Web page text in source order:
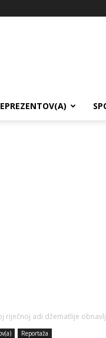
riječnoj adi džematlije
Reportaža